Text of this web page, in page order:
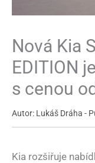
Nová Kia
EDITION
s cenou
Autor: Lukáš Dráha -
Kia rozšiřuje